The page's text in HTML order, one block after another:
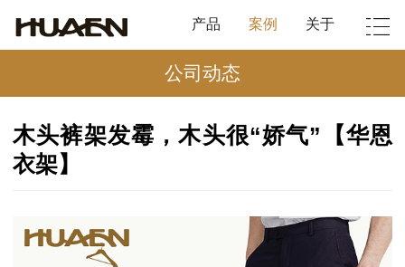
产品 案例 关于
公司动态
木头裤架发霉，木头很“娇气”【华恩
衣架】